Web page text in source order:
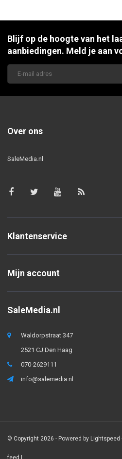
Blijf op de hoogte van het
aanbiedingen. Meld je aan
Over ons
SaleMedia.nl
Klantenservice
Mijn account
SaleMedia.nl
Waldorpstraat 347
2521 CJ Den Haag
070-2629111
info@salemedia.nl
© Copyright 2026 - Powered by Lightspeed
feed |